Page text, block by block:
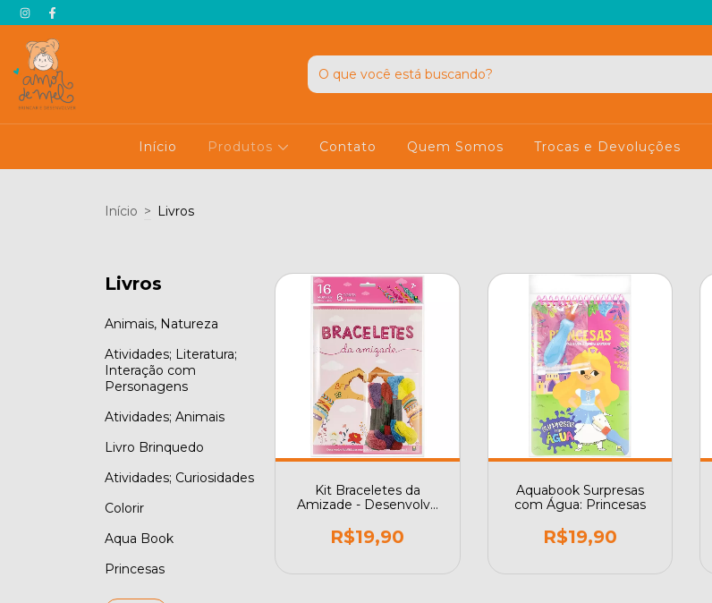
Início Produtos Contato Quem Somos Trocas e Devoluções
Início > Livros
Livros
Animais, Natureza
Atividades; Literatura;
Interação com
Personagens
Atividades; Animais
Livro Brinquedo
Atividades; Curiosidades
Colorir
Aqua Book
Princesas
Kit Braceletes da
Amizade - Desenvolva
Criando Lindas Pulseiras!
R$19,90
Aquabook Surpresas
com Água: Princesas
R$19,90